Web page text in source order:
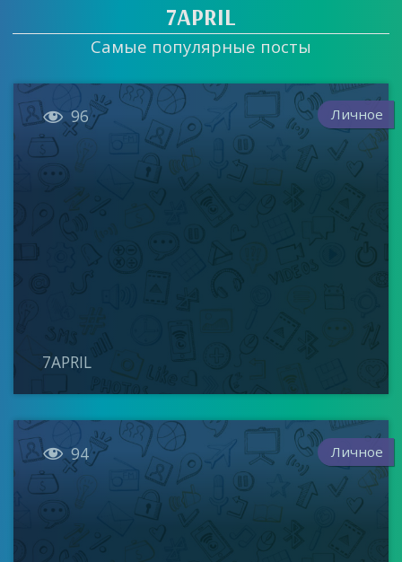
7APRIL
Самые популярные посты
 96 Личное
7APRIL
 94 Личное